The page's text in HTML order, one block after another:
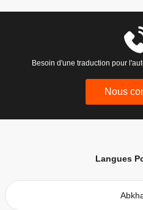
Besoin d'une traduction pour
Nous
Langues